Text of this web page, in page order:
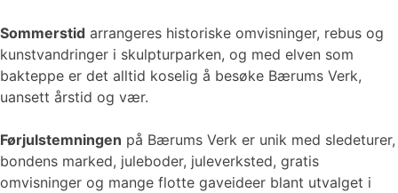
Sommerstid arrangeres historiske omvisninger, rebus og
kunstvandringer i skulpturparken, og med elven som
bakteppe er det alltid koselig å besøke Bærums Verk,
uansett årstid og vær.
Førjulstemningen på Bærums Verk er unik med sledeturer,
bondens marked, juleboder, juleverksted, gratis
omvisninger og mange flotte gaveideer blant utvalget i